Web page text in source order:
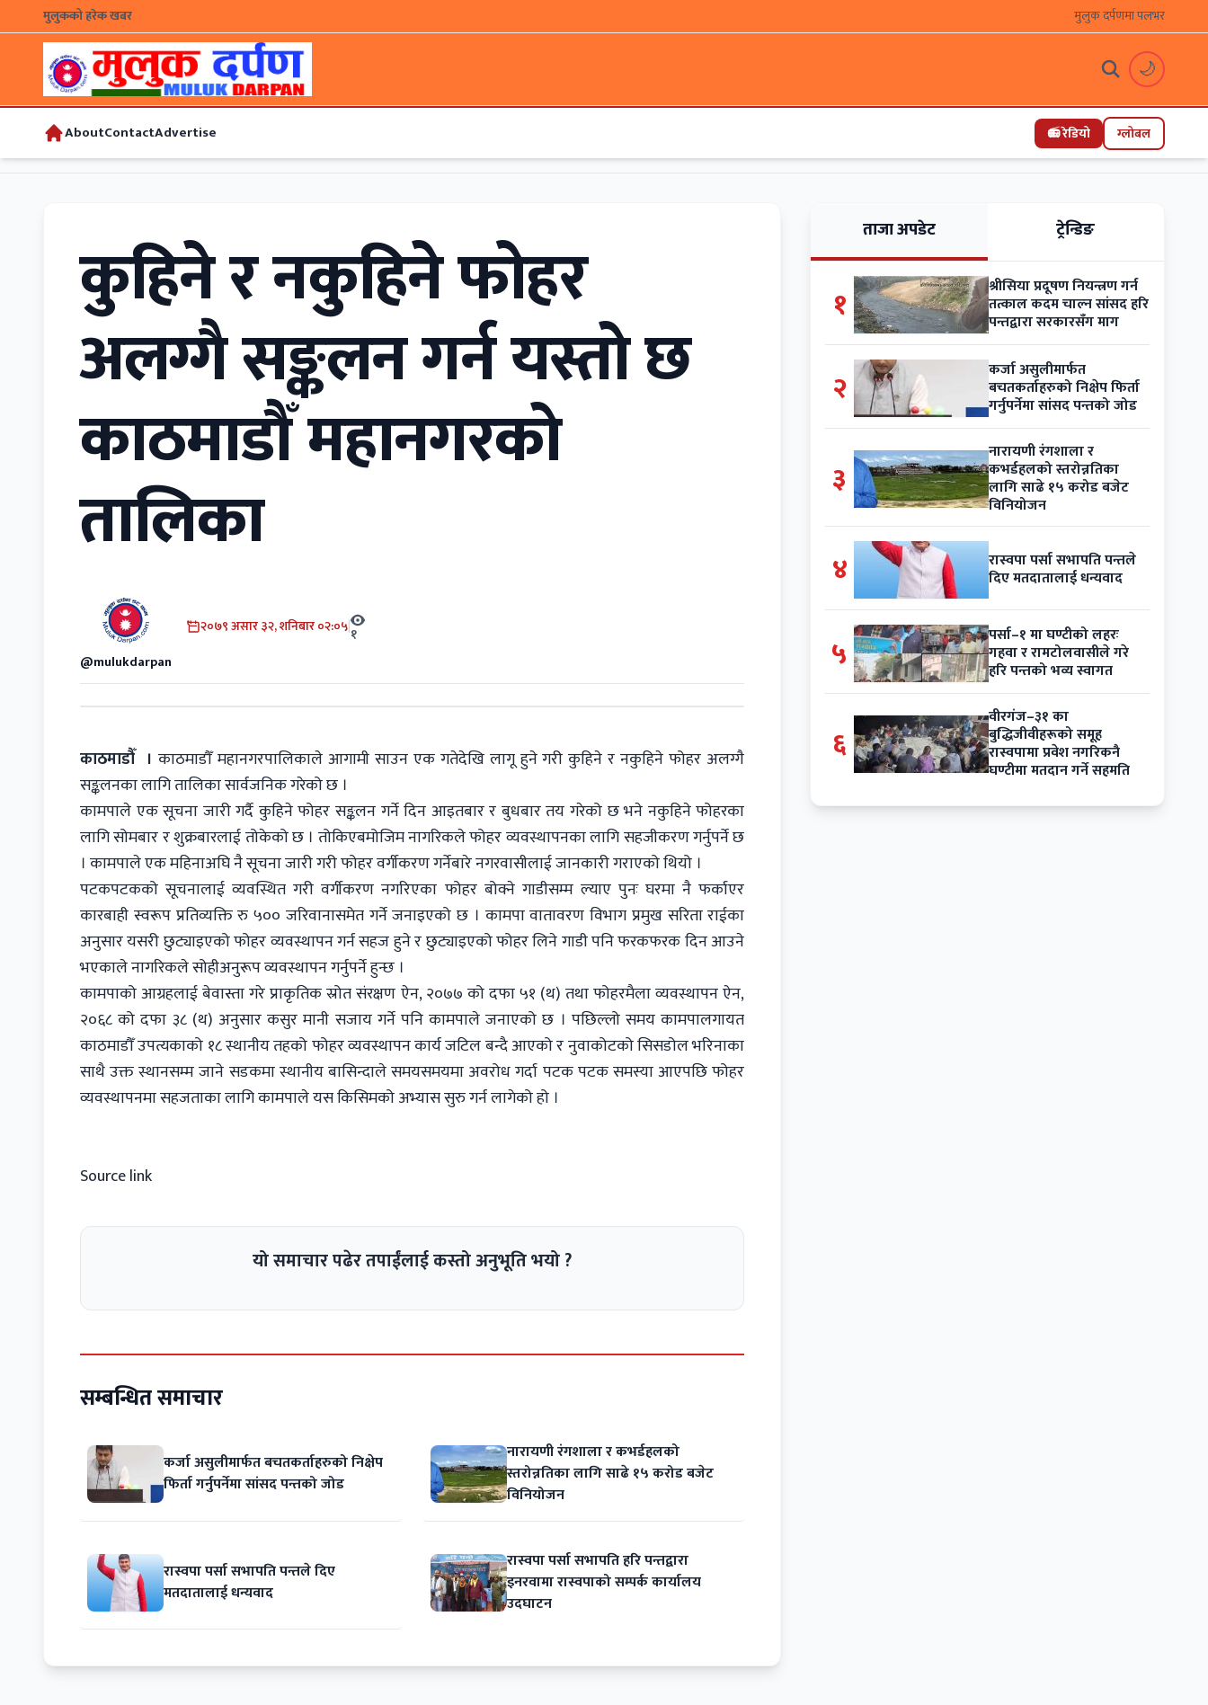
मुलुकको हरेक खबर मुलुक दर्पणमा पलभर
🌙
AboutContactAdvertise 📻 रेडियो ग्लोबल
कुहिने र नकुहिने फोहर
अलग्गै सङ्कलन गर्न यस्ताे छ
काठमाडौँ महानगरकाे
तालिका
@mulukdarpan
२०७९ असार ३२, शनिबार ०२:०५|१
काठमाडौँ । काठमाडौँ महानगरपालिकाले आगामी साउन एक गतेदेखि लागू हुने गरी कुहिने र नकुहिने फोहर अलग्गै
सङ्कलनका लागि तालिका सार्वजनिक गरेको छ ।
कामपाले एक सूचना जारी गर्दै कुहिने फोहर सङ्कलन गर्ने दिन आइतबार र बुधबार तय गरेको छ भने नकुहिने फोहरका
लागि सोमबार र शुक्रबारलाई तोकेको छ । तोकिएबमोजिम नागरिकले फोहर व्यवस्थापनका लागि सहजीकरण गर्नुपर्ने छ
। कामपाले एक महिनाअघि नै सूचना जारी गरी फोहर वर्गीकरण गर्नेबारे नगरवासीलाई जानकारी गराएको थियो ।
पटकपटकको सूचनालाई व्यवस्थित गरी वर्गीकरण नगरिएका फोहर बोक्ने गाडीसम्म ल्याए पुनः घरमा नै फर्काएर
कारबाही स्वरूप प्रतिव्यक्ति रु ५०० जरिवानासमेत गर्ने जनाइएको छ । कामपा वातावरण विभाग प्रमुख सरिता राईका
अनुसार यसरी छुट्याइएको फोहर व्यवस्थापन गर्न सहज हुने र छुट्याइएको फोहर लिने गाडी पनि फरकफरक दिन आउने
भएकाले नागरिकले सोहीअनुरूप व्यवस्थापन गर्नुपर्ने हुन्छ ।
कामपाको आग्रहलाई बेवास्ता गरे प्राकृतिक स्रोत संरक्षण ऐन, २०७७ को दफा ५१ (थ) तथा फोहरमैला व्यवस्थापन ऐन,
२०६८ को दफा ३८ (थ) अनुसार कसुर मानी सजाय गर्ने पनि कामपाले जनाएको छ । पछिल्लो समय कामपालगायत
काठमाडौँ उपत्यकाको १८ स्थानीय तहको फोहर व्यवस्थापन कार्य जटिल बन्दै आएको र नुवाकोटको सिसडोल भरिनाका
साथै उक्त स्थानसम्म जाने सडकमा स्थानीय बासिन्दाले समयसमयमा अवरोध गर्दा पटक पटक समस्या आएपछि फोहर
व्यवस्थापनमा सहजताका लागि कामपाले यस किसिमको अभ्यास सुरु गर्न लागेको हो ।
Source link
यो समाचार पढेर तपाईंलाई कस्तो अनुभूति भयो ?
सम्बन्धित समाचार
कर्जा असुलीमार्फत बचतकर्ताहरुको निक्षेप
फिर्ता गर्नुपर्नेमा सांसद पन्तको जोड
नारायणी रंगशाला र कभर्डहलको
स्तरोन्नतिका लागि साढे १५ करोड बजेट
विनियोजन
रास्वपा पर्सा सभापति पन्तले दिए
मतदातालाई धन्यवाद
रास्वपा पर्सा सभापति हरि पन्तद्वारा
इनरवामा रास्वपाको सम्पर्क कार्यालय
उदघाटन
ताजा अपडेट ट्रेन्डिङ
१ श्रीसिया प्रदूषण नियन्त्रण गर्न
तत्काल कदम चाल्न सांसद हरि
पन्तद्वारा सरकारसँग माग
२ कर्जा असुलीमार्फत
बचतकर्ताहरुको निक्षेप फिर्ता
गर्नुपर्नेमा सांसद पन्तको जोड
३
नारायणी रंगशाला र
कभर्डहलको स्तरोन्नतिका
लागि साढे १५ करोड बजेट
विनियोजन
४ रास्वपा पर्सा सभापति पन्तले
दिए मतदातालाई धन्यवाद
५ पर्सा–१ मा घण्टीको लहरः
गहवा र रामटोलवासीले गरे
हरि पन्तको भव्य स्वागत
६
वीरगंज–३१ का
बुद्धिजीवीहरूको समूह
रास्वपामा प्रवेश नगरिकनै
घण्टीमा मतदान गर्ने सहमति